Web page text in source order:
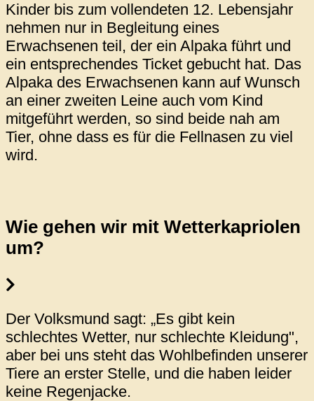
Kinder bis zum vollendeten 12. Lebensjahr
nehmen nur in Begleitung eines
Erwachsenen teil, der ein Alpaka führt und
ein entsprechendes Ticket gebucht hat. Das
Alpaka des Erwachsenen kann auf Wunsch
an einer zweiten Leine auch vom Kind
mitgeführt werden, so sind beide nah am
Tier, ohne dass es für die Fellnasen zu viel
wird.
Wie gehen wir mit Wetterkapriolen
um?
Der Volksmund sagt: „Es gibt kein
schlechtes Wetter, nur schlechte Kleidung",
aber bei uns steht das Wohlbefinden unserer
Tiere an erster Stelle, und die haben leider
keine Regenjacke.